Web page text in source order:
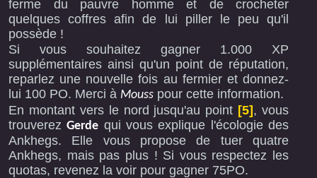
ferme du pauvre homme et de crocheter
quelques coffres afin de lui piller le peu qu'il
possède !
Si vous souhaitez gagner 1.000 XP
supplémentaires ainsi qu'un point de réputation,
reparlez une nouvelle fois au fermier et donnez-
lui 100 PO. Merci à Mouss pour cette information.
En montant vers le nord jusqu'au point [5], vous
trouverezGerde qui vous explique l'écologie des
Ankhegs. Elle vous propose de tuer quatre
Ankhegs, mais pas plus ! Si vous respectez les
quotas, revenez la voir pour gagner 75PO.